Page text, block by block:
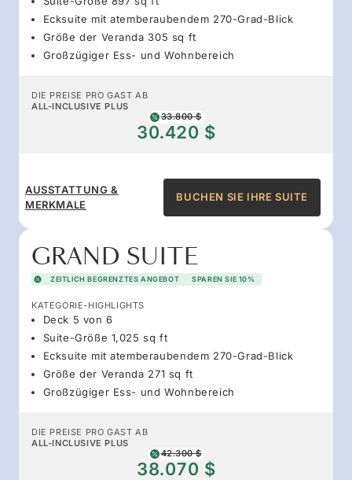
Ecksuite mit atemberaubendem 270-Grad-Blick
Größe der Veranda 305 sq ft
Großzügiger Ess- und Wohnbereich
DIE PREISE PRO GAST AB
ALL-INCLUSIVE PLUS
33.800 $
30.420 $
AUSSTATTUNG &
MERKMALE
BUCHEN SIE IHRE SUITE
GRAND SUITE
ZEITLICH BEGRENZTES ANGEBOT SPAREN SIE 10%
KATEGORIE-HIGHLIGHTS
Deck 5 von 6
Suite-Größe 1,025 sq ft
Ecksuite mit atemberaubendem 270-Grad-Blick
Größe der Veranda 271 sq ft
Großzügiger Ess- und Wohnbereich
DIE PREISE PRO GAST AB
ALL-INCLUSIVE PLUS
42.300 $
38.070 $